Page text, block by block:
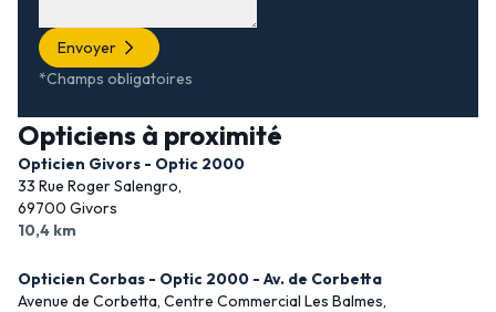
Envoyer
*Champs obligatoires
Opticiens à proximité
Opticien Givors - Optic 2000
33 Rue Roger Salengro,
69700 Givors
10,4 km
Opticien Corbas - Optic 2000 - Av. de Corbetta
Avenue de Corbetta, Centre Commercial Les Balmes,